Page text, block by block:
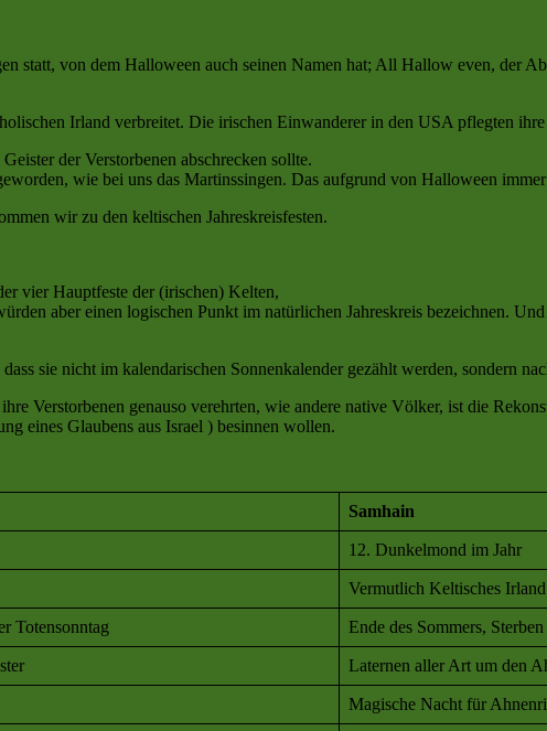
statt, von dem Halloween auch seinen Namen hat; All Hallow even, der
Irland verbreitet. Die irischen Einwanderer in den USA pflegten
der Verstorbenen abschrecken sollte.
wie bei uns das Martinssingen. Das aufgrund von Halloween
wir zu den keltischen Jahreskreisfesten.
vier Hauptfeste der (irischen) Kelten,
aber einen logischen Punkt im natürlichen Jahreskreis bezeichnen.
sie nicht im kalendarischen Sonnenkalender gezählt werden, sondern
Verstorbenen genauso verehrten, wie andere native Völker, ist die
eines Glaubens aus Israel ) besinnen wollen.
Samhain
12. Dunkelmond im Jahr
Vermutlich Keltisches Irland
Totensonntag Ende des Sommers,
Laternen aller Art um den
Magische Nacht für